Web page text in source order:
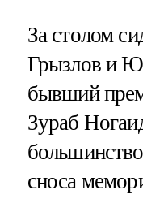
За столом
Грызлов и
бывший
Зураб
сноса